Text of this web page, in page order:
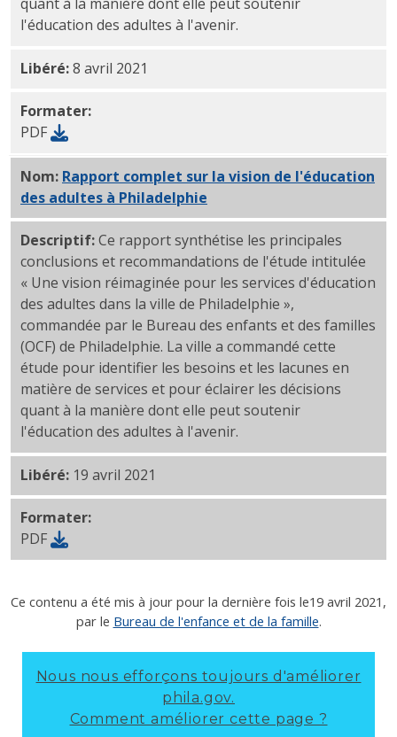
l'éducation des adultes à l'avenir.
Libéré:8 avril 2021
Formater:
PDF
Nom: Rapport complet sur la vision de l'éducation
des adultes à Philadelphie
Descriptif:Ce rapport synthétise les principales
conclusions et recommandations de l'étude intitulée
« Une vision réimaginée pour les services d'éducation
des adultes dans la ville de Philadelphie »,
commandée par le Bureau des enfants et des familles
(OCF) de Philadelphie. La ville a commandé cette
étude pour identifier les besoins et les lacunes en
matière de services et pour éclairer les décisions
quant à la manière dont elle peut soutenir
l'éducation des adultes à l'avenir.
Libéré: 19 avril 2021
Formater:
PDF
Ce contenu a été mis à jour pour la dernière fois le19 avril 2021 ,
par le Bureau de l'enfance et de la famille.
Nous nous efforçons toujours d'améliorer
phila.gov.
Comment améliorer cette page ?